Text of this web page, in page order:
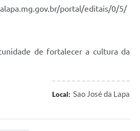
portal/editais/0/5/
de fortalecer a cultura da
Local: Sao José da Lapa